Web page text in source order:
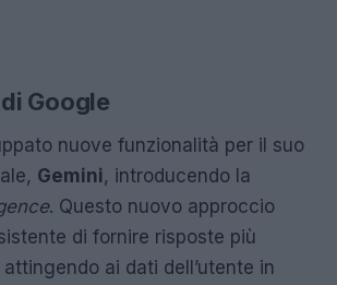
Google
nuove funzionalità per il suo
Gemini, introducendo la
. Questo nuovo approccio
di fornire risposte più
ai dati dell’utente in